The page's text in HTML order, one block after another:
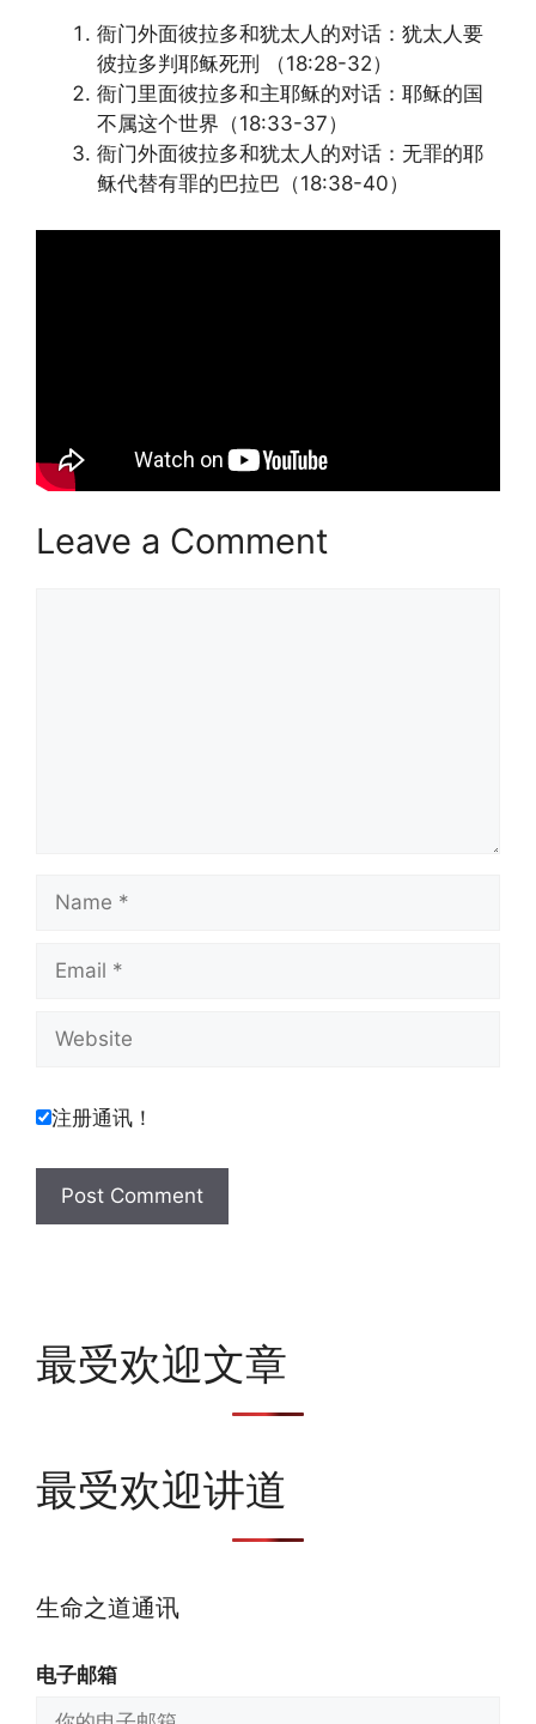
衙门外面彼拉多和犹太人的对话：犹太人要
彼拉多判耶稣死刑 （18:28-32）
衙门里面彼拉多和主耶稣的对话：耶稣的国
不属这个世界（18:33-37）
衙门外面彼拉多和犹太人的对话：无罪的耶
稣代替有罪的巴拉巴（18:38-40）
Leave a Comment
Name
Email
Website
注册通讯！
最受欢迎文章
最受欢迎讲道
生命之道通讯
电子邮箱